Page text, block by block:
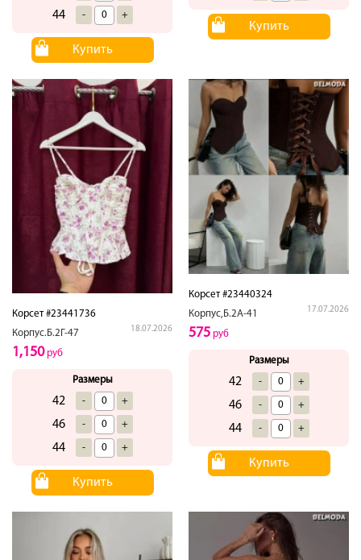
44 - +
Купить
Купить
Корсет #23441736
Корпус.Б.2Г-47
18.07.2026
1,150руб
Размеры
42 - +
46 - +
44 - +
Купить
Корсет #23440324
Корпус,Б.2А-41
17.07.2026
575 руб
Размеры
42 - +
46 - +
44 - +
Купить